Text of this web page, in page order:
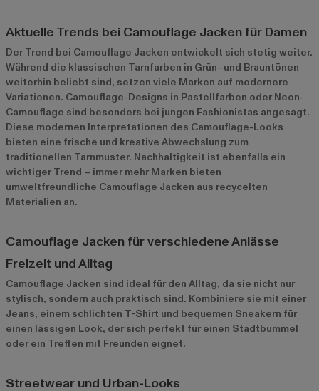
Aktuelle Trends bei Camouflage Jacken für Damen
Der Trend bei Camouflage Jacken entwickelt sich stetig weiter.
Während die klassischen Tarnfarben in Grün- und Brauntönen
weiterhin beliebt sind, setzen viele Marken auf modernere
Variationen. Camouflage-Designs in Pastellfarben oder Neon-
Camouflage sind besonders bei jungen Fashionistas angesagt.
Diese modernen Interpretationen des Camouflage-Looks
bieten eine frische und kreative Abwechslung zum
traditionellen Tarnmuster. Nachhaltigkeit ist ebenfalls ein
wichtiger Trend – immer mehr Marken bieten
umweltfreundliche Camouflage Jacken aus recycelten
Materialien an.
Camouflage Jacken für verschiedene Anlässe
Freizeit und Alltag
Camouflage Jacken sind ideal für den Alltag, da sie nicht nur
stylisch, sondern auch praktisch sind. Kombiniere sie mit einer
Jeans, einem schlichten T-Shirt und bequemen Sneakern für
einen lässigen Look, der sich perfekt für einen Stadtbummel
oder ein Treffen mit Freunden eignet.
Streetwear und Urban-Looks